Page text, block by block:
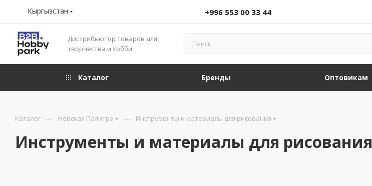
Кыргызстан +996 553 00 33 44
Дистрибьютор товаров для
творчества и хобби
Каталог Бренды Оптовикам
Каталог — Невская Палитра — Инструменты и материалы для рисования
Инструменты и материалы для рисования